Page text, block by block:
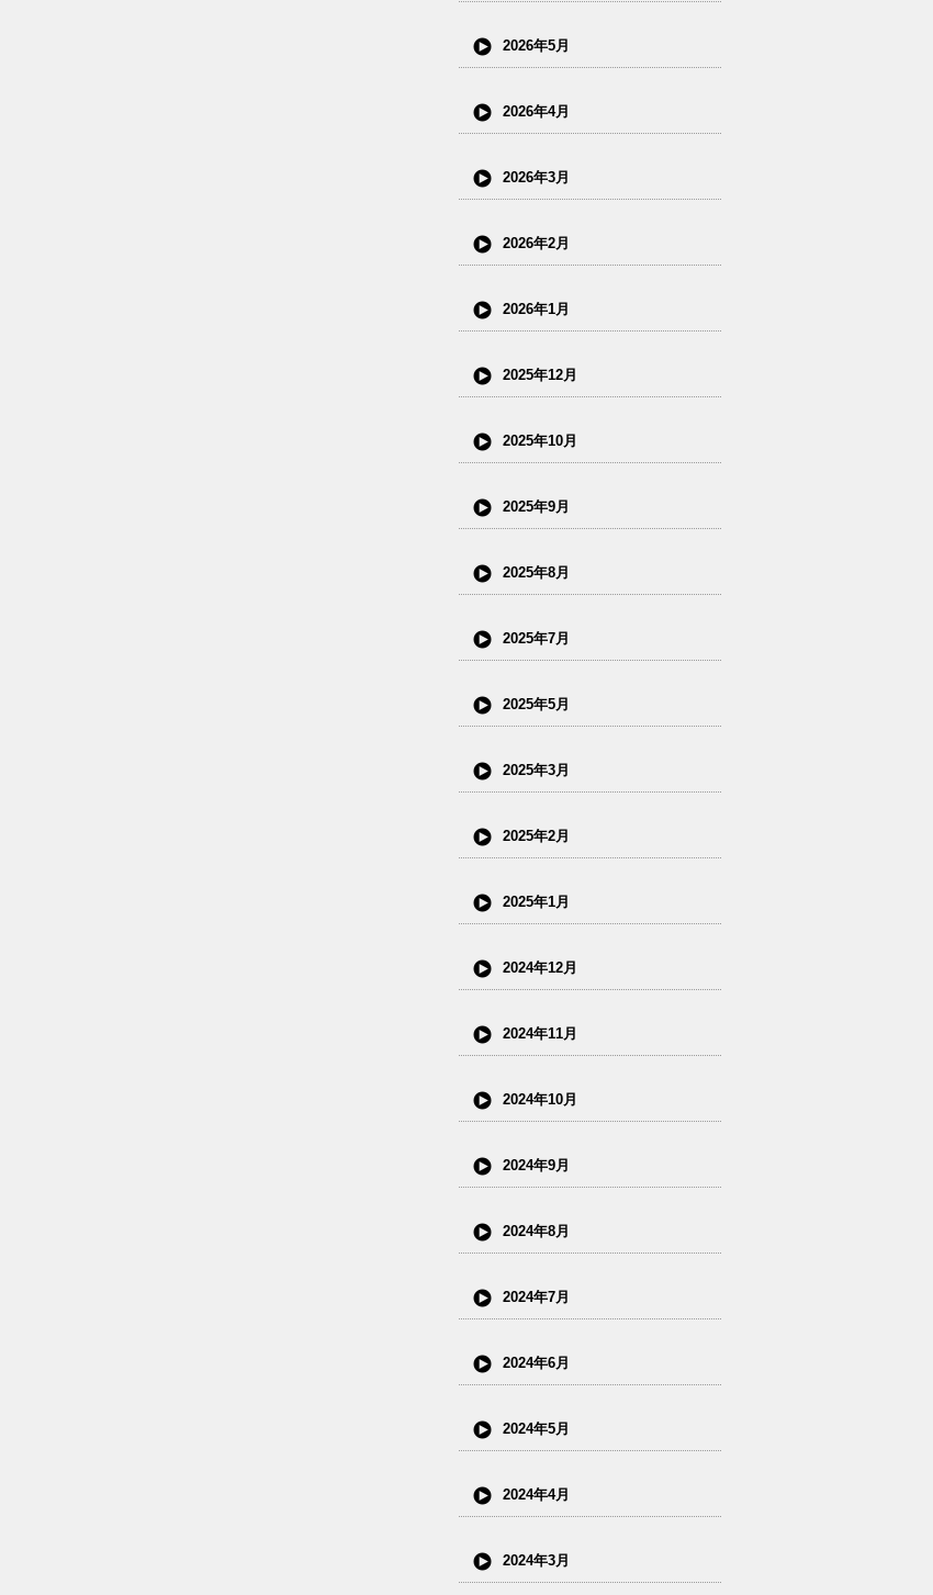
2026年5月
2026年4月
2026年3月
2026年2月
2026年1月
2025年12月
2025年10月
2025年9月
2025年8月
2025年7月
2025年5月
2025年3月
2025年2月
2025年1月
2024年12月
2024年11月
2024年10月
2024年9月
2024年8月
2024年7月
2024年6月
2024年5月
2024年4月
2024年3月